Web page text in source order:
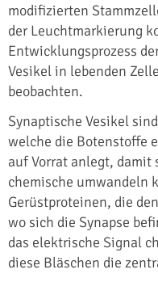
modifizierten
der Leuchtmarkierung
Entwicklungsprozess
Vesikel in lebenden
beobachten.
Synaptische Vesikel
welche die Botenstoffe
auf Vorrat anlegt,
chemische umwandeln
Gerüstproteinen, die
wo sich die Synapse
das elektrische Signal
diese Bläschen die